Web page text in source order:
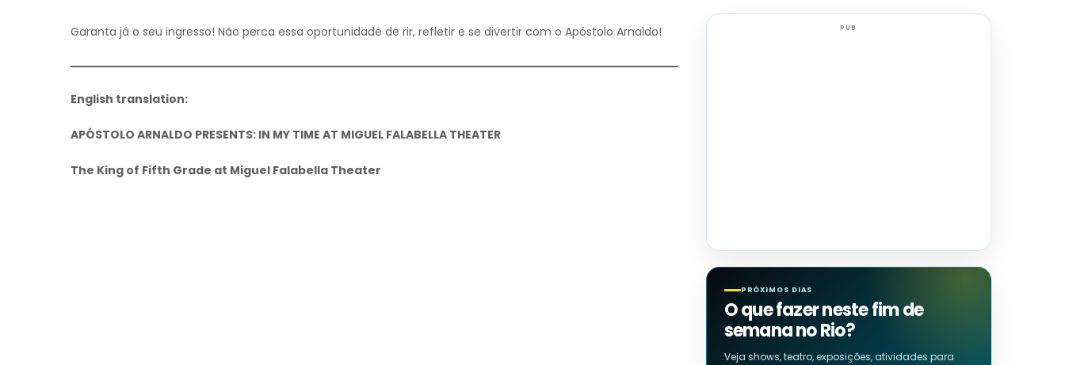
Garanta já o seu ingresso! Não perca essa oportunidade de rir, refletir e se divertir com o Apóstolo Arnaldo!
English translation:
APÓSTOLO ARNALDO PRESENTS: IN MY TIME AT MIGUEL FALABELLA THEATER
The King of Fifth Grade at Miguel Falabella Theater
PUB
PRÓXIMOS DIAS
O que fazer neste fim de
semana no Rio?
Veja shows, teatro, exposições, atividades para